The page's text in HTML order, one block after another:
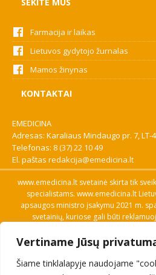
Vertiname Jūsų
Šiame tinklalapyje naudojame
Farmacija ir laikas
Lietuvos gydytojo žurnalas
Mamos žinynas
KONTAKTAI
EMEDICINA
Adresas: Karaliaus Mindaugo pr. 7, LT-
Telefonas: 8 (37) 22 10 49
El. paštas redakcija@emedicina.lt
www.emedicina.lt svetainė skirta tik
specialistams. www.emedicina.lt
apsaugos ministro įsakymu 2021 m.
svetainių, kuriose gali būti
savo profesinę kvalifikaciją. Naudingos
pagalbos priemonių kainų paieška,
priežiūros ar farmacijos specialisto